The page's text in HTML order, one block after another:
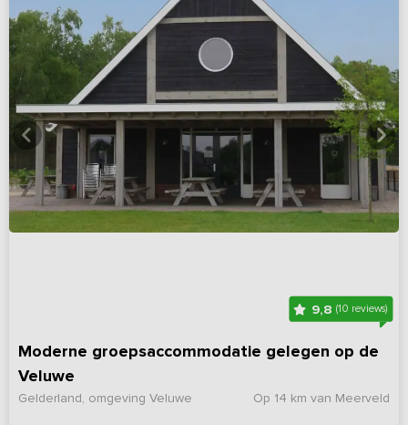
9,8(10 reviews)
Moderne groepsaccommodatie gelegen op de
Veluwe
Op 14 km van Meerveld
Gelderland, omgeving Veluwe